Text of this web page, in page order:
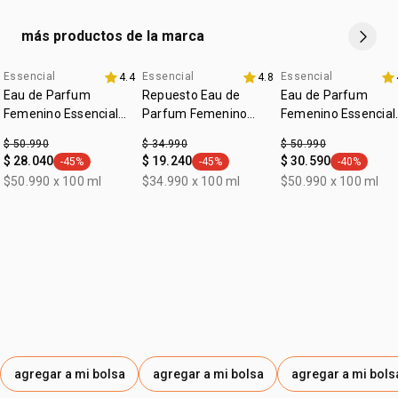
para aprovechar todo el potencial de la fragancia, nuestro
consejo es aplicarla en zonas como las muñecas, el cuello
y detrás de las orejas
más productos de la marca
Essencial 4.4
Eau de Parfum
Femenino Essencial
$ 50.990
$ 28.040 general.tag -45%
-45%
$50.990 x 100 ml
agregar a mi bolsa
Essencial 4.8
Repuesto Eau de
Parfum Femenino
100ml
$ 34.990
$ 19.240 general.tag -45%
-45%
$34.990 x 100 ml
agregar a mi bolsa
Essencial
Eau de Parfum
Femenino Essencial
$ 50.990
$ 30.590 general.tag
-40%
$50.990 x 100 ml
agregar a mi